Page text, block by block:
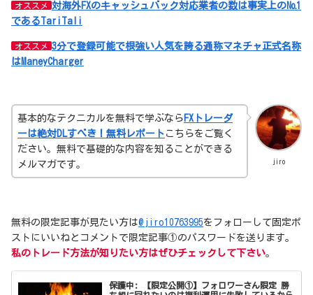
オススメ 対海外FXのキャッシュバック対応業者の数は事実上の№1
であるTariTali
オススメ 3分で登録可能で根強い人気を誇る通称マネチャ正式名称
はManeyCharger
jiro
基本的なテクニカルを無料で学ぶなら FXトレーダ
ーは絶対DLすべき！無料レポート こちらをご覧く
ださい。無料で基礎的な内容を知ることができる
メルマガです。
無料の限定記事が見たい方は@jiro10763995をフォローして固定ポ
ストにいいねとコメントで限定記事①のパスワードを送ります。
私のトレード方法が知りたい方はぜひチェックして下さい。
保護中: 【限定公開①】フォロワーさん限定 勝